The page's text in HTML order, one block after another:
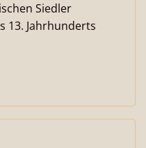
Siedler
13. Jahrhunderts